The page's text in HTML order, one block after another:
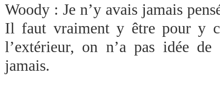
Woody : Je n’y avais jamais
Il faut vraiment y être pour y
l’extérieur, on n’a pas idée
jamais.